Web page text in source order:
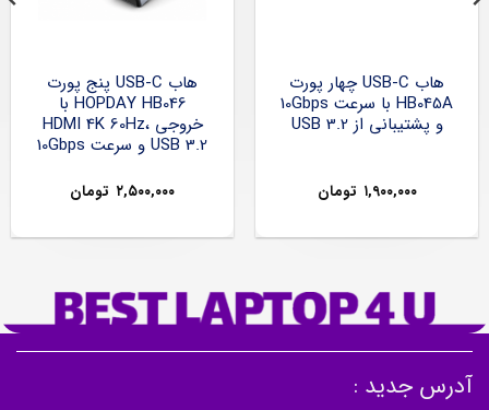
هاب USB-C چهار پورت
HB045A با سرعت 10Gbps
و پشتیبانی از USB 3.2
۱,۹۰۰,۰۰۰ تومان
هاب USB-C پنج پورت
HOPDAY HB046 با
خروجی HDMI 4K 60Hz،
USB 3.2 و سرعت 10Gbps
۲,۵۰۰,۰۰۰ تومان
آدرس جدید :